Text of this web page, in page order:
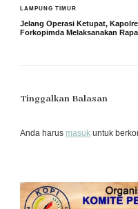
LAMPUNG TIMUR
Jelang Operasi Ketupat,
Forkopimda Melaksanakan
Tinggalkan Balasan
Anda harus masuk untuk